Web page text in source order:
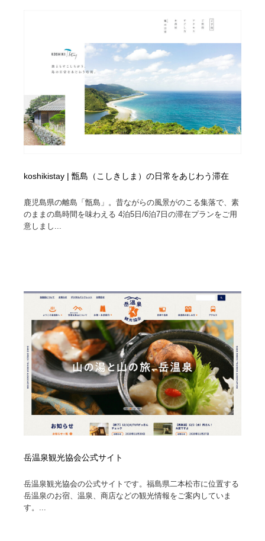
koshikistay | 甑島（こしきしま）の日常をあじわう滞在
鹿児島県の離島「甑島」。昔ながらの風景がのこる集落で、素
のままの島時間を味わえる 4泊5日/6泊7日の滞在プランをご用
意しまし...
岳温泉観光協会公式サイト
岳温泉観光協会の公式サイトです。福島県二本松市に位置する
岳温泉のお宿、温泉、商店などの観光情報をご案内していま
す。...